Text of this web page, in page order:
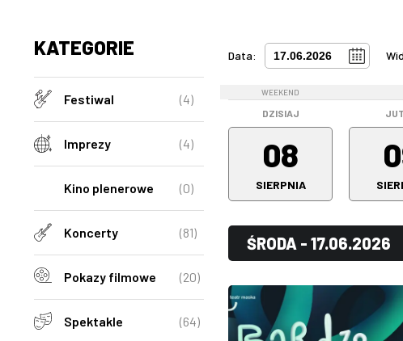
KATEGORIE
Festiwal (4)
Imprezy (4)
Kino plenerowe (0)
Koncerty (81)
Pokazy filmowe (20)
Spektakle (64)
Data:
WEEKEND
DZISIAJ
08
SIERPNIA
ŚRODA - 17.06.2026